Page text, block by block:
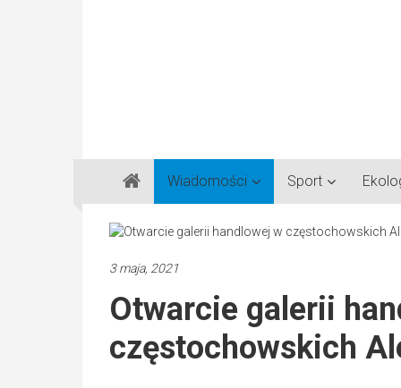
Gazeta
Regionalna
Częstochowa,
Lubliniec,
Wiadomości Sport
3 maja, 2021
Otwarcie galerii
częstochowskich